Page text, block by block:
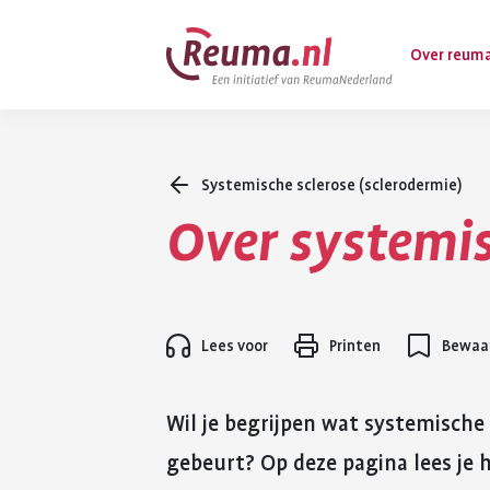
Over
Wat is reuma?
Diagnose
Vormen van
Systemische sclerose (sclerodermie)
Over
Lees voor Printen
Wil je begrijpen wat
gebeurt? Op deze pagina lees